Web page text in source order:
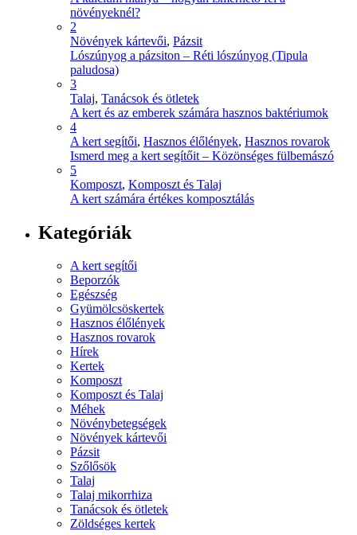
növényeknél?
2
Növények kártevői, Pázsit
Lószúnyog a pázsiton – Réti lószúnyog (Tipula
paludosa)
3
Talaj, Tanácsok és ötletek
A kert és az emberek számára hasznos baktériumok
4
A kert segítői, Hasznos élőlények, Hasznos rovarok
Ismerd meg a kert segítőit – Közönséges fülbemászó
5
Komposzt, Komposzt és Talaj
A kert számára értékes komposztálás
Kategóriák
A kert segítői
Beporzók
Egészség
Gyümölcsöskertek
Hasznos élőlények
Hasznos rovarok
Hírek
Kertek
Komposzt
Komposzt és Talaj
Méhek
Növénybetegségek
Növények kártevői
Pázsit
Szőlősök
Talaj
Talaj mikorrhiza
Tanácsok és ötletek
Zöldséges kertek